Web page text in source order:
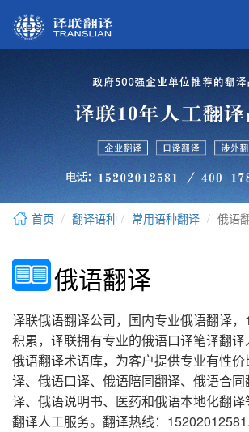
首页 翻译语种 常用语种翻译 俄语
俄语翻译
译联俄语翻译公司，国内专业俄语翻译
积累，译联拥有专业的俄语口译笔译翻
俄语翻译术语库，为客户提供专业有性
译、俄语口译、俄语陪同翻译、俄语合
译、俄语说明书、医药和俄语本地化翻
翻译人工服务。翻译热线：